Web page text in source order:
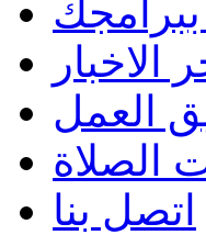
الاخبار
العمل
الصلاة
اتصل بنا